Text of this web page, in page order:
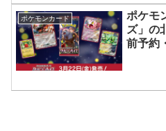
ポケモンカード
ポケモ
ズ」の
前予約